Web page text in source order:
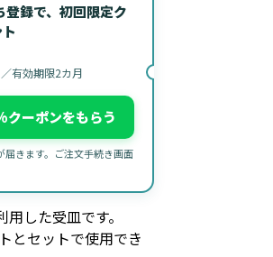
録で、初回限定ク
有効期限2カ月
ーポンをもらう
届きます。ご注文手続き画面
した受皿です。
とセットで使用でき